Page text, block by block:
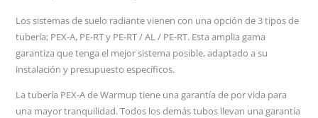
Los sistemas de suelo radiante vienen con una opción de 3 tipos de
tubería; PEX-A, PE-RT y PE-RT / AL / PE-RT. Esta amplia gama
garantiza que tenga el mejor sistema posible, adaptado a su
instalación y presupuesto específicos.
La tubería PEX-A de Warmup tiene una garantía de por vida para
una mayor tranquilidad. Todos los demás tubos llevan una garantía